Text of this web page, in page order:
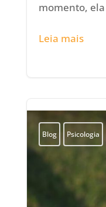
momento, ela
Leia mais
Blog Psicologia